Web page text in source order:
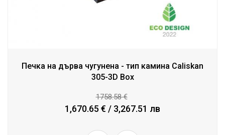
Печка на дърва чугунена - тип камина Caliskan
305-3D Box
1758.58 €
1,670.65 € / 3,267.51 лв